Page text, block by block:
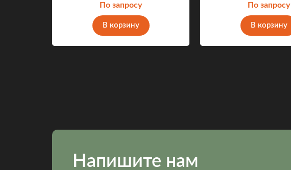
По запросу
В корзину
По запросу
В корзину
Напишите нам